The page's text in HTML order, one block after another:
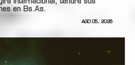
internacional, tendrá sus
en Bs.As.
AGO 05, 2026